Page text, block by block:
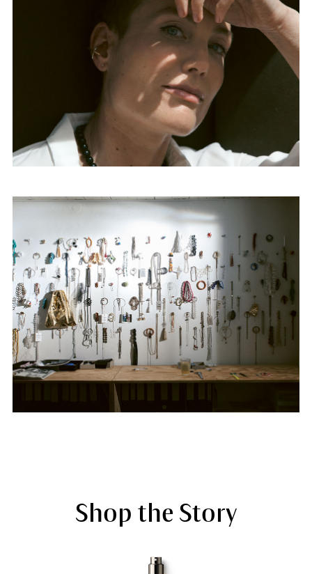
Shop the Story